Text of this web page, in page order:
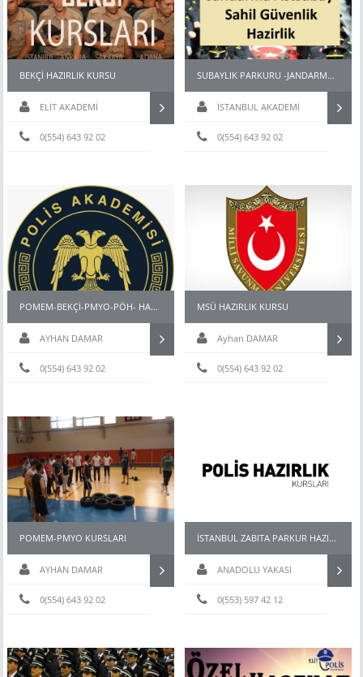
BEKÇİ HAZIRLIK KURSU
ELİT AKADEMİ
0(554) 643 92 02
SUBAYLIK PARKURU -JANDARMA ASTSUBAY-MSÜ FİZİKİ YETERLİLİK PARKURU
İSTANBUL AKADEMİ
0(554) 643 92 02
POMEM-BEKÇİ-PMYO-PÖH- HAZIRLIK KURSU İSTANBUL
AYHAN DAMAR
0(554) 643 92 02
MSÜ HAZIRLIK KURSU
Ayhan DAMAR
0(554) 643 92 02
POMEM-PMYO KURSLARI
AYHAN DAMAR
0(554) 643 92 02
İSTANBUL ZABITA PARKUR HAZIRLIK KURSU
ANADOLU YAKASI
0(553) 597 42 12